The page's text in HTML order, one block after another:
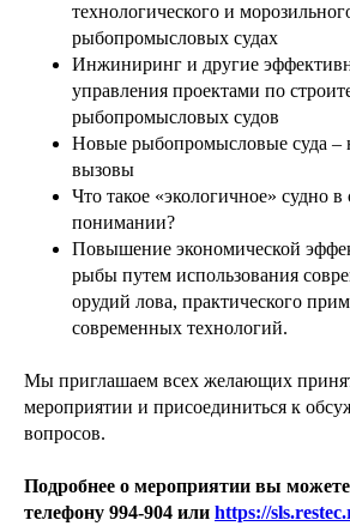
технологического и
рыбопромысловых судах
Инжиниринг и другие
управления проектами по
рыбопромысловых судов
Новые рыбопромысловые суда –
вызовы
Что такое «экологичное» судно
понимании?
Повышение экономической
рыбы путем использования
орудий лова, практического
современных технологий.
Мы приглашаем всех желающих
мероприятии и присоединиться к
вопросов.
Подробнее о мероприятии вы можете
телефону 994-904 или https://